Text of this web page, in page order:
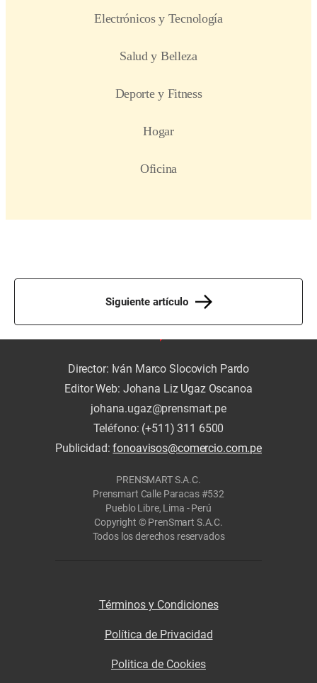
Siguiente artículo
Director: Iván Marco Slocovich Pardo
Editor Web: Johana Liz Ugaz Oscanoa
johana.ugaz@prensmart.pe
Teléfono: (+511) 311 6500
Publicidad:fonoavisos@comercio.com.pe
PRENSMART S.A.C.
Prensmart Calle Paracas #532
Pueblo Libre, Lima - Perú
Copyright © PrenSmart S.A.C.
Todos los derechos reservados
Términos y Condiciones
Política de Privacidad
Politica de Cookies